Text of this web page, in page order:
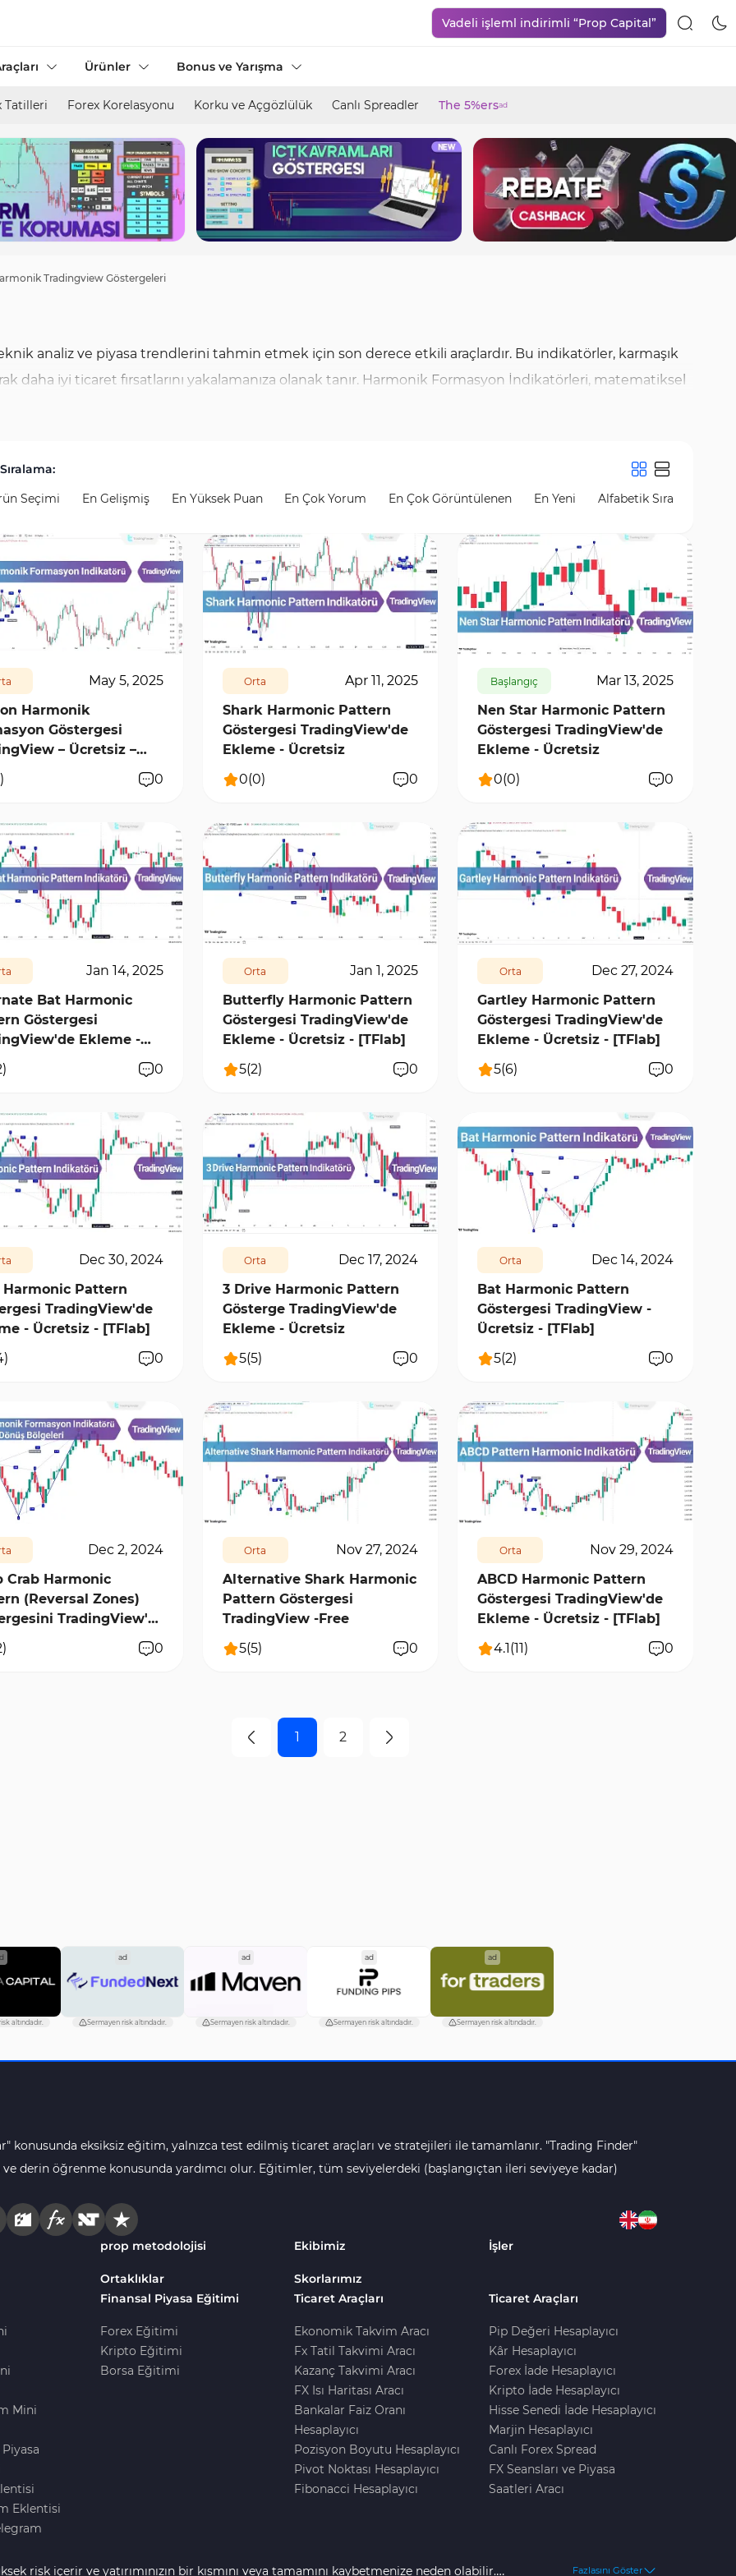
Vadeli işleml indirimli “Prop Capital”
Ürünler Bonus ve Yarışma
Tatilleri Forex Korelasyonu Korku ve Açgözlülük Canlı Spreadler The 5%ersad
Tradingview Göstergeleri
analiz ve piyasa trendlerini tahmin etmek için son derece etkili araçlardır. Bu indikatörler, karmaşık
daha iyi ticaret fırsatlarını yakalamanıza olanak tanır. Harmonik Formasyon İndikatörleri, matematiksel
ve Kelebek gibi çeşitli formasyonları analiz etmenize olanak sağlar. Trading Finder'da en iyi ve en
Finder'daki TF Lab hesabı, bu indikatörleri edinmek ve kullanmak için yüksek etkileşimi sayesinde
en iyi indikatörleri ekleme rehberi mevcuttur ve bu araçları kolayca grafiklerinize uygulayabilirsiniz.
İndikatörlerini bulacak ve piyasa analizlerinizi ve kararlarınızı optimize etmenize yardımcı
Sıralama:
Seçimi
En Gelişmiş En Yüksek Puan En Çok Yorum En Çok Görüntülenen En Yeni Alfabetik Sıra
May 5, 2025
Harmonik
Göstergesi
– Ücretsiz –
) 0
7831 0
Orta
Apr 11, 2025
Shark Harmonic Pattern
Göstergesi TradingView'de
Ekleme - Ücretsiz
0(0) 0
9478 0
Başlangıç
Mar 13, 2025
Nen Star Harmonic Pattern
Göstergesi TradingView'de
Ekleme - Ücretsiz
0(0) 0
Jan 14, 2025
Bat Harmonic
Göstergesi
Ekleme -
) 0
Orta
Jan 1, 2025
Butterfly Harmonic Pattern
Göstergesi TradingView'de
Ekleme - Ücretsiz - [TFlab]
5(2) 0
Orta
Dec 27, 2024
Gartley Harmonic Pattern
Göstergesi TradingView'de
Ekleme - Ücretsiz - [TFlab]
5(6) 0
Dec 30, 2024
Harmonic Pattern
TradingView'de
- Ücretsiz - [TFlab]
) 0
7350
Orta
Dec 17, 2024
3 Drive Harmonic Pattern
Gösterge TradingView'de
Ekleme - Ücretsiz
5(5) 0
Orta
Dec 14, 2024
Bat Harmonic Pattern
Göstergesi TradingView -
Ücretsiz - [TFlab]
5(2) 0
2
Dec 2, 2024
Crab Harmonic
(Reversal Zones)
TradingView'e
) 0
8406 0
Orta
Nov 27, 2024
Alternative Shark Harmonic
Pattern Göstergesi
TradingView -Free
5(5) 0
10538 1
Orta
Nov 29, 2024
ABCD Harmonic Pattern
Göstergesi TradingView'de
Ekleme - Ücretsiz - [TFlab]
4.1(11) 0
1 2
altındadır.
ad
Sermayen risk altındadır.
ad
Sermayen risk altındadır.
ad
Sermayen risk altındadır.
ad
Sermayen risk altındadır.
konusunda eksiksiz eğitim, yalnızca test edilmiş ticaret araçları ve stratejileri ile tamamlanır. "Trading Finder"
derin öğrenme konusunda yardımcı olur. Eğitimler, tüm seviyelerdeki (başlangıçtan ileri seviyeye kadar)
prop metodolojisi Ekibimiz İşler
Ortaklıklar
Skorlarımız
Mini
Eklentisi
Finansal Piyasa Eğitimi
Forex Eğitimi
Kripto Eğitimi
Borsa Eğitimi
Ticaret Araçları
Ekonomik Takvim Aracı
Fx Tatil Takvimi Aracı
Kazanç Takvimi Aracı
FX Isı Haritası Aracı
Bankalar Faiz Oranı
Hesaplayıcı
Pozisyon Boyutu Hesaplayıcı
Pivot Noktası Hesaplayıcı
Fibonacci Hesaplayıcı
Ticaret Araçları
Pip Değeri Hesaplayıcı
Kâr Hesaplayıcı
Forex İade Hesaplayıcı
Kripto İade Hesaplayıcı
Hisse Senedi İade Hesaplayıcı
Marjin Hesaplayıcı
Canlı Forex Spread
FX Seansları ve Piyasa
Saatleri Aracı
risk içerir ve yatırımınızın bir kısmını veya tamamını kaybetmenize neden olabilir. Fazlasını Göster